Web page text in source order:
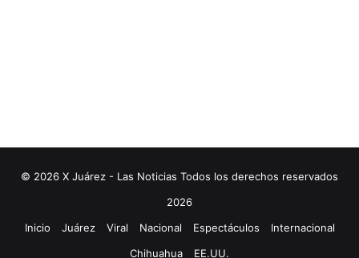
© 2026 X Juárez - Las Noticias Todos los derechos reservados
2026
Inicio
Juárez Viral Nacional Espectáculos
Internacional
Chihuahua
EE.UU.